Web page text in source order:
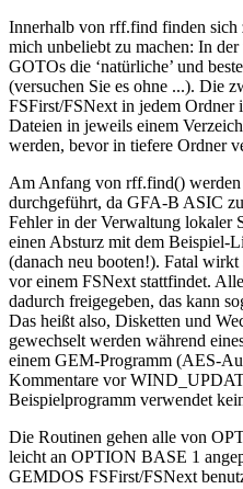
Innerhalb von rff.find finden
mich unbeliebt zu machen: In
GOTOs die ‘natürliche’ und
(versuchen Sie es ohne ...). Die
FSFirst/FSNext in jedem Ordner
Dateien in jeweils einem
werden, bevor in tiefere Ordner
Am Anfang von rff.find()
durchgeführt, da GFA-B ASIC
Fehler in der Verwaltung lokaler
einen Absturz mit dem Beispiel-
(danach neu booten!). Fatal
vor einem FSNext stattfindet.
dadurch freigegeben, das kann
Das heißt also, Disketten und
gewechselt werden während
einem GEM-Programm (AES-
Kommentare vor
Beispielprogramm verwendet
Die Routinen gehen alle von
leicht an OPTION BASE 1
GEMDOS FSFirst/FSNext